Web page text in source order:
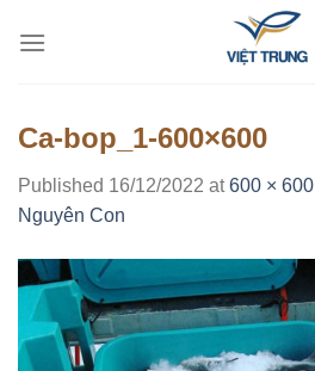
Ca-bop_1-600×600
Published 16/12/2022 at600 × 600
Nguyên Con